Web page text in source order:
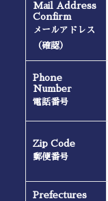
Mail Address
Confirm
メールアドレス
（確認）
Phone
Number
電話番号
Zip Code
郵便番号
Prefectures